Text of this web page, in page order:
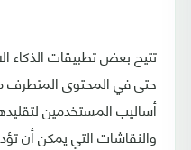
تتيح بعض تطبيقات
حتى في المحتوى المتطرف
أساليب المستخدمين
والنقاشات التي يمكن أن